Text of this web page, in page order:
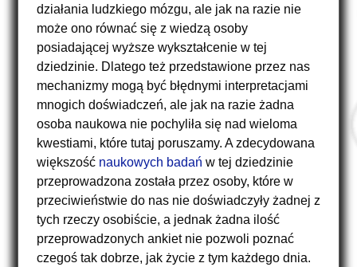
działania ludzkiego mózgu, ale jak na razie nie
może ono równać się z wiedzą osoby
posiadającej wyższe wykształcenie w tej
dziedzinie. Dlatego też przedstawione przez nas
mechanizmy mogą być błędnymi interpretacjami
mnogich doświadczeń, ale jak na razie żadna
osoba naukowa nie pochyliła się nad wieloma
kwestiami, które tutaj poruszamy. A zdecydowana
większość naukowych badań w tej dziedzinie
przeprowadzona została przez osoby, które w
przeciwieństwie do nas nie doświadczyły żadnej z
tych rzeczy osobiście, a jednak żadna ilość
przeprowadzonych ankiet nie pozwoli poznać
czegoś tak dobrze, jak życie z tym każdego dnia.